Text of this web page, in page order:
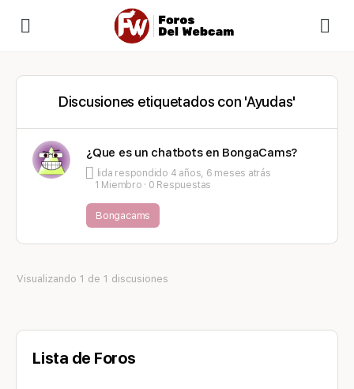
Discusiones etiquetados con 'Ayudas'
¿Que es un chatbots en BongaCams?
lida respondido 4 años, 6 meses atrás
1 Miembro · 0 Respuestas
Bongacams
Visualizando 1 de 1 discusiones
Lista de Foros